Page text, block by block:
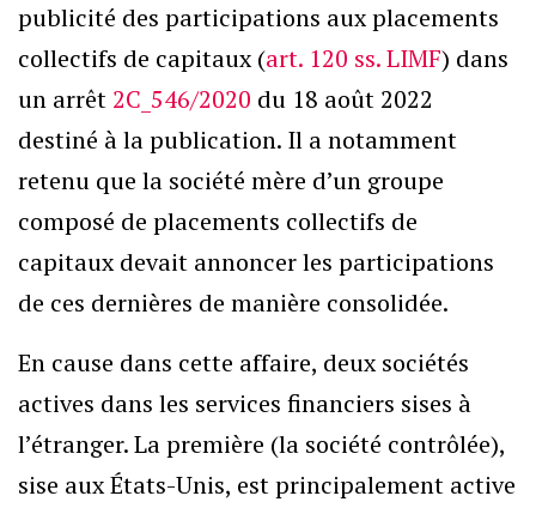
publicité des participations aux placements
collectifs de capitaux (art. 120 ss. LIMF) dans
un arrêt 2C_546/2020 du 18 août 2022
destiné à la publication. Il a notamment
retenu que la société mère d’un groupe
composé de placements collectifs de
capitaux devait annoncer les participations
de ces dernières de manière consolidée.
En cause dans cette affaire, deux sociétés
actives dans les services financiers sises à
l’étranger. La première (la société contrôlée),
sise aux États-Unis, est principalement active